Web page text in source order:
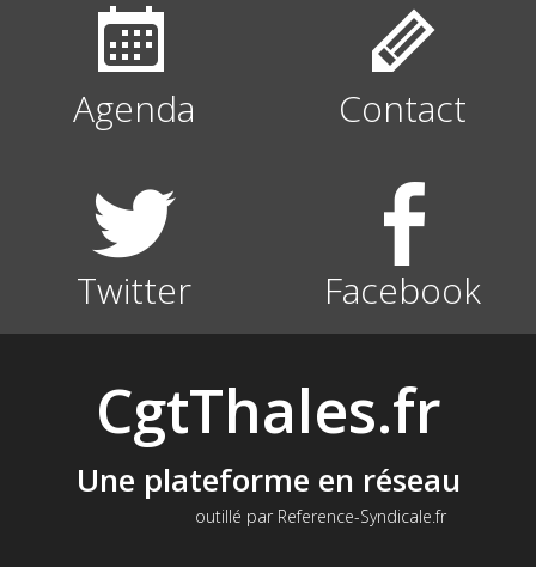
Agenda Contact
Twitter Facebook
CgtThales.fr
Une plateforme en réseau
outillé par Reference-Syndicale.fr